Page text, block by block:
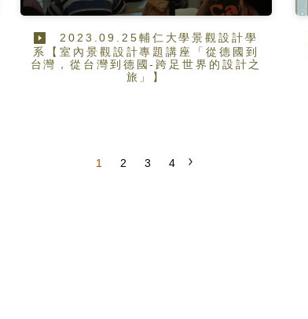
2023.09.25輔仁大學景觀設計學
系【室內景觀設計專題講座「從德國到
台灣，從台灣到德國-跨足世界的設計之
旅」】
1 2 3 4